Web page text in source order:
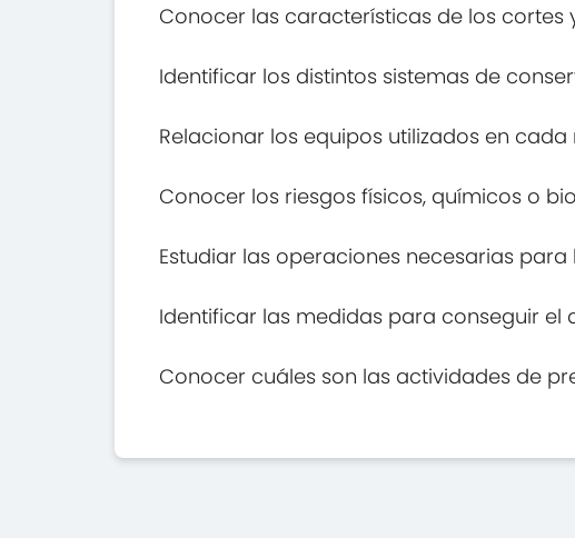
Conocer las características de los cortes
Identificar los distintos sistemas de
Relacionar los equipos utilizados en
Conocer los riesgos físicos, químicos o
Estudiar las operaciones necesarias
Identificar las medidas para conseguir
Conocer cuáles son las actividades de